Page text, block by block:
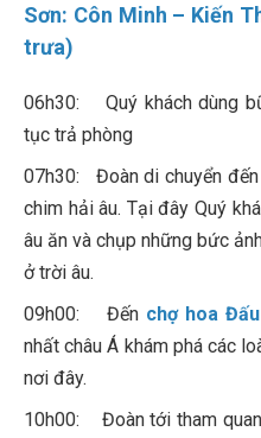
Sơn: Côn Minh – Kiến
trưa)
06h30: Quý khách dùng
tục trả phòng
07h30: Đoàn di chuyển đến
chim hải âu. Tại đây Quý
âu ăn và chụp những bức
ở trời âu.
09h00: Đến chợ hoa
nhất châu Á khám phá các
nơi đây.
10h00: Đoàn tới tham